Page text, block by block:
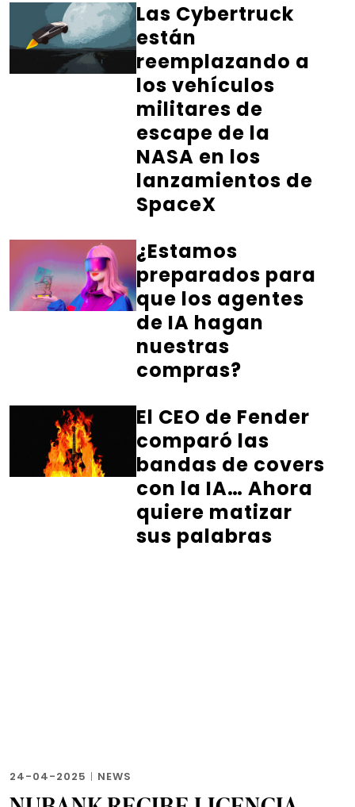
Las Cybertruck
están
reemplazando a
los vehículos
militares de
escape de la
NASA en los
lanzamientos de
SpaceX
¿Estamos
preparados para
que los agentes
de IA hagan
nuestras
compras?
El CEO de Fender
comparó las
bandas de covers
con la IA… Ahora
quiere matizar
sus palabras
24-04-2025 | NEWS